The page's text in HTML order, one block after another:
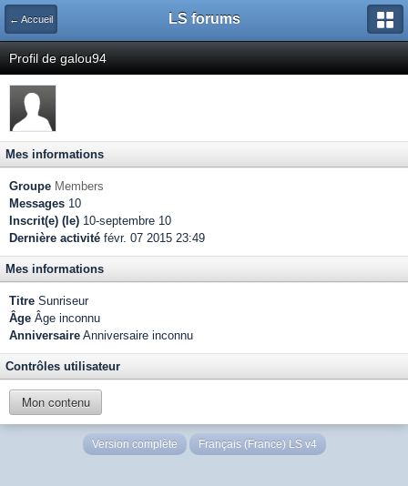
← Accueil LS forums
Profil de galou94
Mes informations
Groupe Members
Messages 10
Inscrit(e) (le) 10-septembre 10
Dernière activité févr. 07 2015 23:49
Mes informations
Titre Sunriseur
Âge Âge inconnu
Anniversaire Anniversaire inconnu
Contrôles utilisateur
Mon contenu
Version complète Français (France) LS v4